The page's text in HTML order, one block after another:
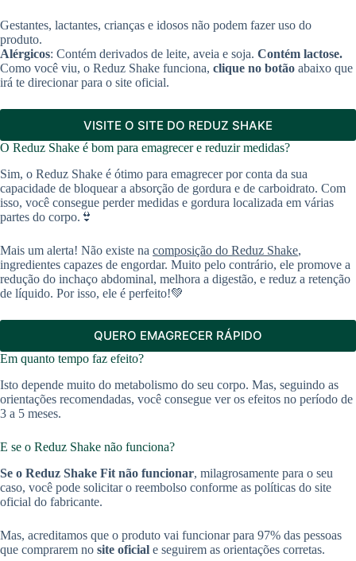
Gestantes, lactantes, crianças e idosos não podem fazer uso do
produto.
Alérgicos: Contém derivados de leite, aveia e soja. Contém lactose.
Como você viu, o Reduz Shake funciona, clique no botão abaixo que
irá te direcionar para o site oficial.
VISITE O SITE DO REDUZ SHAKE
O Reduz Shake é bom para emagrecer e reduzir medidas?
Sim, o Reduz Shake é ótimo para emagrecer por conta da sua
capacidade de bloquear a absorção de gordura e de carboidrato. Com
isso, você consegue perder medidas e gordura localizada em várias
partes do corpo.👙
Mais um alerta! Não existe na composição do Reduz Shake,
ingredientes capazes de engordar. Muito pelo contrário, ele promove a
redução do inchaço abdominal, melhora a digestão, e reduz a retenção
de líquido. Por isso, ele é perfeito!💚
QUERO EMAGRECER RÁPIDO
Em quanto tempo faz efeito?
Isto depende muito do metabolismo do seu corpo. Mas, seguindo as
orientações recomendadas, você consegue ver os efeitos no período de
3 a 5 meses.
E se o Reduz Shake não funciona?
Se o Reduz Shake Fit não funcionar, milagrosamente para o seu
caso, você pode solicitar o reembolso conforme as políticas do site
oficial do fabricante.
Mas, acreditamos que o produto vai funcionar para 97% das pessoas
que comprarem no site oficial e seguirem as orientações corretas.